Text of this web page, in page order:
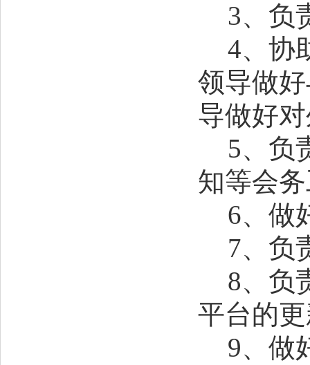
3、负
4、协
领导做
导做好
5、负
知等会务
6、做
7、负
8、负
平台的
9、做